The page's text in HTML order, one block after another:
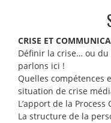
CRISE ET
Définir la crise… ou
parlons ici !
Quelles compétences
situation de crise
L’apport de la
La structure de la